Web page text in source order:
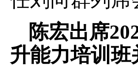
陈宏出席
升能力培训班